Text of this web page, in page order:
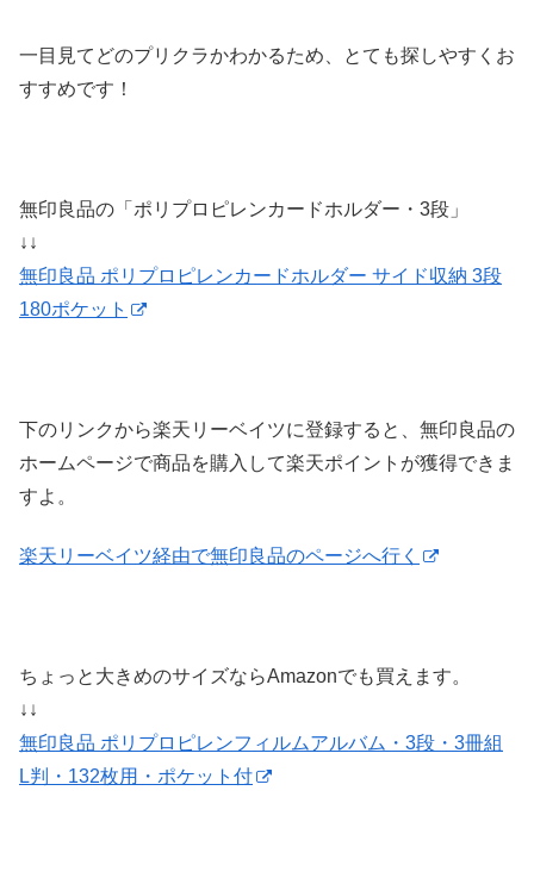
一目見てどのプリクラかわかるため、とても探しやすくお
すすめです！
無印良品の「ポリプロピレンカードホルダー・3段」
↓↓
無印良品 ポリプロピレンカードホルダー サイド収納 3段
180ポケット
下のリンクから楽天リーベイツに登録すると、無印良品の
ホームページで商品を購入して楽天ポイントが獲得できま
すよ。
楽天リーベイツ経由で無印良品のページへ行く
ちょっと大きめのサイズならAmazonでも買えます。
↓↓
無印良品 ポリプロピレンフィルムアルバム・3段・3冊組
L判・132枚用・ポケット付